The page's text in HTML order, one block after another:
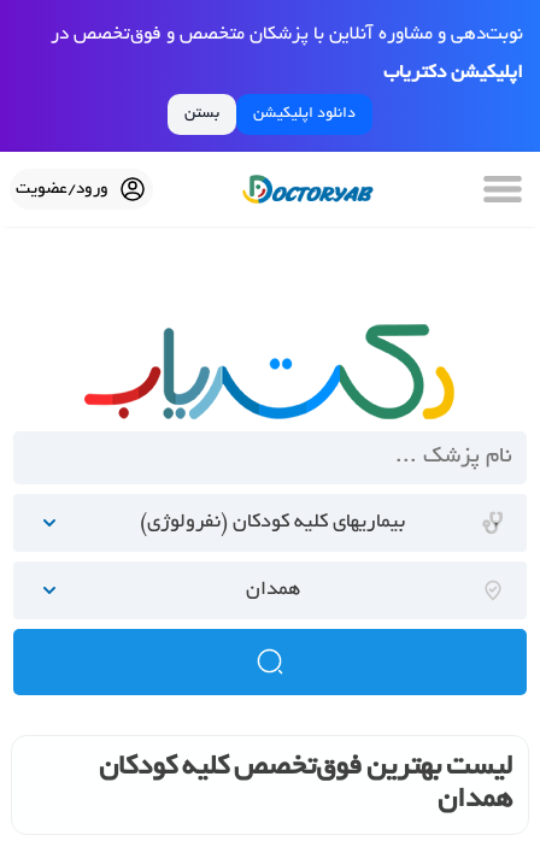
نوبت‌دهی و مشاوره آنلاین با پزشکان متخصص و فوق‌تخصص در
اپلیکیشن دکتریاب
دانلود اپلیکیشن بستن
ورود/عضویت
بیماریهای کلیه کودکان (نفرولوژی)
همدان
لیست بهترین فوق‌تخصص کلیه کودکان
همدان